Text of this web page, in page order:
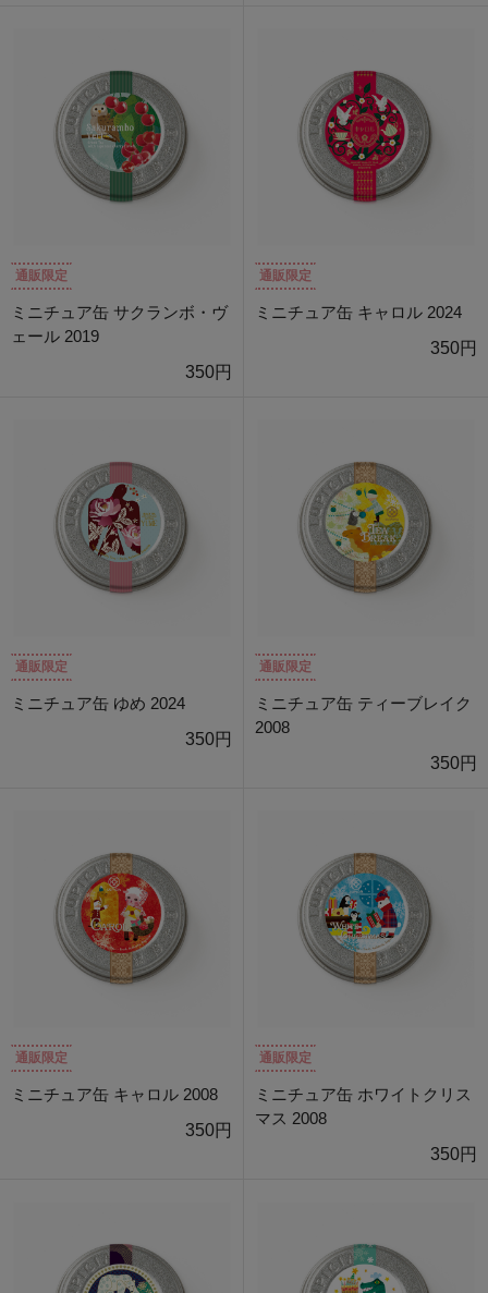
通販限定
ミニチュア缶 サクランボ・ヴ
ェール 2019
350円
通販限定
ミニチュア缶 キャロル 2024
350円
通販限定
ミニチュア缶 ゆめ 2024
350円
通販限定
ミニチュア缶 ティーブレイク
2008
350円
通販限定
ミニチュア缶 キャロル 2008
350円
通販限定
ミニチュア缶 ホワイトクリス
マス 2008
350円